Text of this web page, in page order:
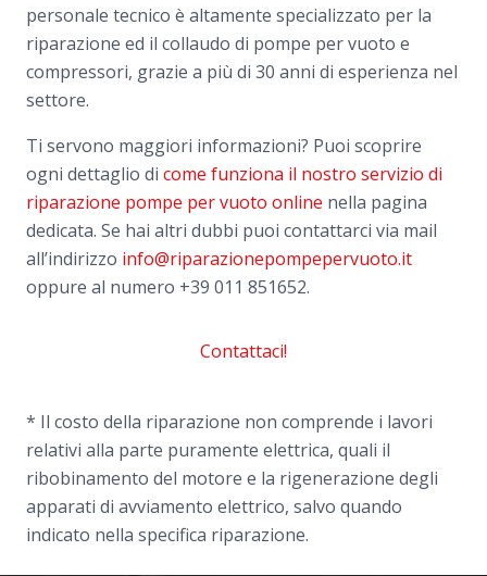
personale tecnico è altamente specializzato per la
riparazione ed il collaudo di pompe per vuoto e
compressori, grazie a più di 30 anni di esperienza nel
settore.
Ti servono maggiori informazioni? Puoi scoprire
ogni dettaglio di come funziona il nostro servizio di
riparazione pompe per vuoto online nella pagina
dedicata. Se hai altri dubbi puoi contattarci via mail
all’indirizzo info@riparazionepompepervuoto.it
oppure al numero +39 011 851652.
Contattaci!
* Il costo della riparazione non comprende i lavori
relativi alla parte puramente elettrica, quali il
ribobinamento del motore e la rigenerazione degli
apparati di avviamento elettrico, salvo quando
indicato nella specifica riparazione.